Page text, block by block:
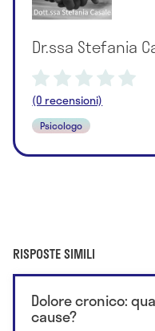
Dr.ssa Stefania
(0 recensioni)
Psicologo
RISPOSTE SIMILI
Dolore cronico:
cause?